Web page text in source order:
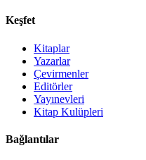
Keşfet
Kitaplar
Yazarlar
Çevirmenler
Editörler
Yayınevleri
Kitap Kulüpleri
Bağlantılar